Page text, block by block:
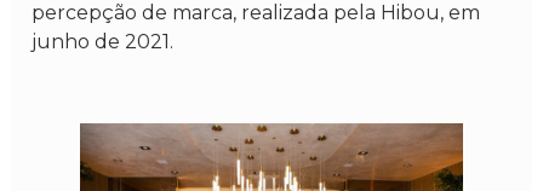
percepção de marca, realizada pela Hibou, em
junho de 2021.